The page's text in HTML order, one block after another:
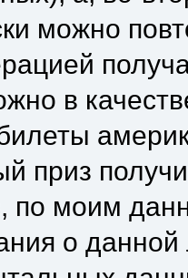
можно
в
приз
по моим
о